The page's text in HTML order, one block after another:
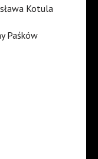
Kotula
Paśków